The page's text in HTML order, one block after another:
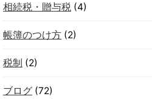
相続税・贈与税 (4)
帳簿のつけ方 (2)
税制 (2)
ブログ (72)